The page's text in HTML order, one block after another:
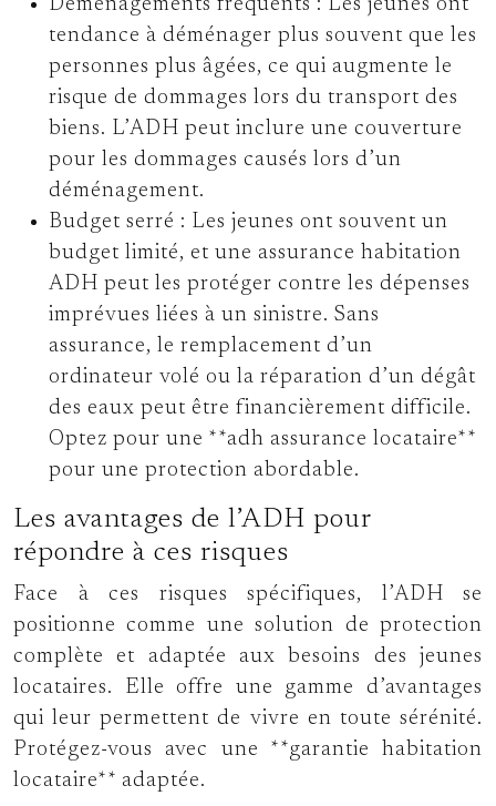
Déménagements fréquents : Les jeunes ont
tendance à déménager plus souvent que les
personnes plus âgées, ce qui augmente le
risque de dommages lors du transport des
biens. L’ADH peut inclure une couverture
pour les dommages causés lors d’un
déménagement.
Budget serré : Les jeunes ont souvent un
budget limité, et une assurance habitation
ADH peut les protéger contre les dépenses
imprévues liées à un sinistre. Sans
assurance, le remplacement d’un
ordinateur volé ou la réparation d’un dégât
des eaux peut être financièrement difficile.
Optez pour une **adh assurance locataire**
pour une protection abordable.
Les avantages de l’ADH pour
répondre à ces risques
Face à ces risques spécifiques, l’ADH se
positionne comme une solution de protection
complète et adaptée aux besoins des jeunes
locataires. Elle offre une gamme d’avantages
qui leur permettent de vivre en toute sérénité.
Protégez-vous avec une **garantie habitation
locataire** adaptée.